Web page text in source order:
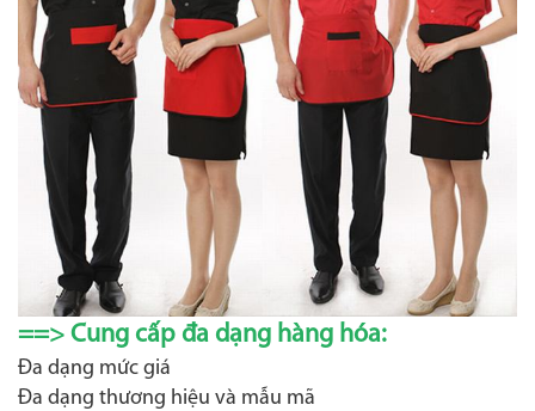
==> Cung cấp đa dạng hàng hóa:
Đa dạng mức giá
Đa dạng thương hiệu và mẫu mã